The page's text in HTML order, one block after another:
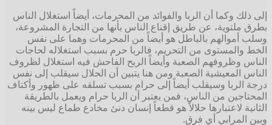
إلى ذلك وكما أن الربا والفوائد من المحرمات، أيضاً استغلال الناس
بطرق ملتوية، عن طريق إقناع الناس بأنها من التجارة المشروعة،
وسلب أموالهم بالباطل هو أيضاً من المحرمات وهما على نفس
الخط والمستوى من التحريم، فالربا حرم بسبب استغلاله لحاجات
الناس وظروفهم الصعبة وأيضاً الربح الفاحش فيه استغلال لظروف
الناس المعيشية الصعبة ومن هنا يتبين أن الحلال سيقلب إلى نفس
درجة الربا وسيقلب أيضاً إلى حرام بسبب تسلقه على ظهور وأكتاف
المحتاجين من الناس، فمن يعتبر أن الربا حرام ويعمل بالطريقة
الثانية لاعتبارها حلالاً هو قطعاً إنسان دنئ مخادع طماع ليس بينه
وبين المرابي أي فرق.